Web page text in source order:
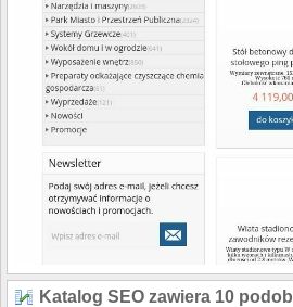
Katalog SEO zawiera 10